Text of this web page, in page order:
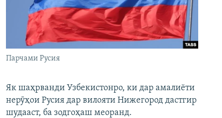
Парчами Русия
Як шаҳрванди Узбекистонро, ки дар амалиёти
нерӯҳои Русия дар вилояти Нижегород дастгир
шудааст, ба зодгоҳаш меоранд.